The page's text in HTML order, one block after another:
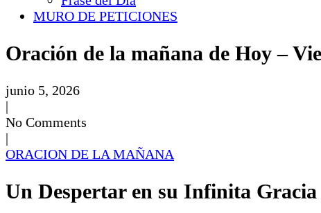
MURO DE PETICIONES
Oración de la mañana de Hoy –
junio 5, 2026
|
No Comments
|
ORACION DE LA MAÑANA
Un Despertar en su Infinita Gracia